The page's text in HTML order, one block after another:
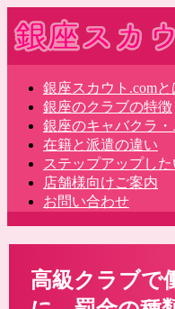
銀座スカウト.comと
銀座のクラブの特徴
銀座のキャバクラ
在籍と派遣の違い
ステップアップし
店舗様向けご案内
お問い合わせ
高級クラブで